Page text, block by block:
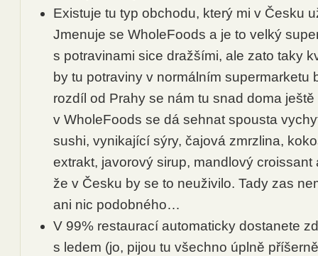
Existuje tu typ obchodu, který mi v Česku
Jmenuje se WholeFoods a je to velký
s potravinami sice dražšími, ale zato taky
by tu potraviny v normálním supermarketu
rozdíl od Prahy se nám tu snad doma
v WholeFoods se dá sehnat spousta
sushi, vynikající sýry, čajová zmrzlina,
extrakt, javorový sirup, mandlový croissant
že v Česku by se to neuživilo. Tady zas
ani nic podobného…
V 99% restaurací automaticky dostanete
s ledem (jo, pijou tu všechno úplně